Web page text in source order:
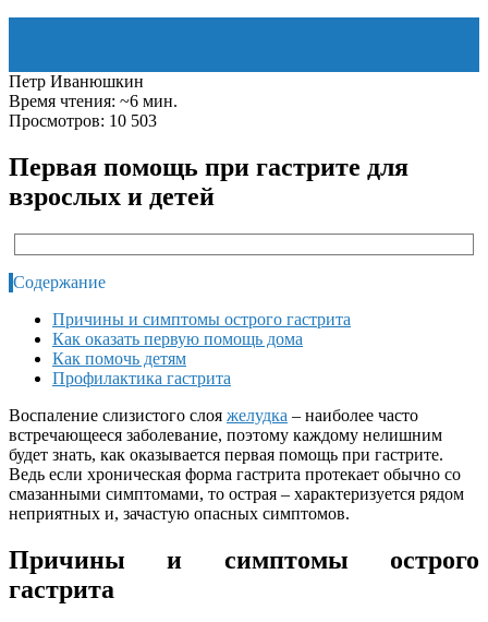
Петр Иванюшкин
Время чтения: ~6 мин.
Просмотров: 10 503
Первая помощь при гастрите для
взрослых и детей
Содержание
Причины и симптомы острого гастрита
Как оказать первую помощь дома
Как помочь детям
Профилактика гастрита
Воспаление слизистого слоя желудка – наиболее часто
встречающееся заболевание, поэтому каждому нелишним
будет знать, как оказывается первая помощь при гастрите.
Ведь если хроническая форма гастрита протекает обычно со
смазанными симптомами, то острая – характеризуется рядом
неприятных и, зачастую опасных симптомов.
Причины и симптомы острого
гастрита